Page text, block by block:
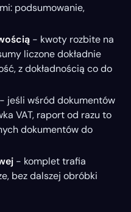
podsumowanie,
- kwoty rozbite na
liczone dokładnie
z dokładnością co do
- jeśli wśród dokumentów
VAT, raport od razu to
dokumentów do
- komplet trafia
bez dalszej obróbki